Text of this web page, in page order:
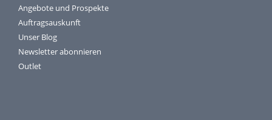
Angebote und Prospekte
Auftragsauskunft
Unser Blog
Newsletter abonnieren
Outlet